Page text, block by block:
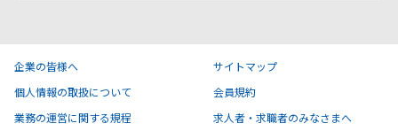
企業の皆様へ
サイトマップ
個人情報の取扱について
会員規約
業務の運営に関する規程
求人者・求職者のみなさまへ